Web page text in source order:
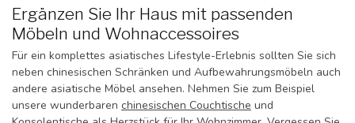
Ergänzen Sie Ihr Haus mit passenden
Möbeln und Wohnaccessoires
Für ein komplettes asiatisches Lifestyle-Erlebnis sollten Sie sich
neben chinesischen Schränken und Aufbewahrungsmöbeln auch
andere asiatische Möbel ansehen. Nehmen Sie zum Beispiel
unsere wunderbaren chinesischen Couchtische und